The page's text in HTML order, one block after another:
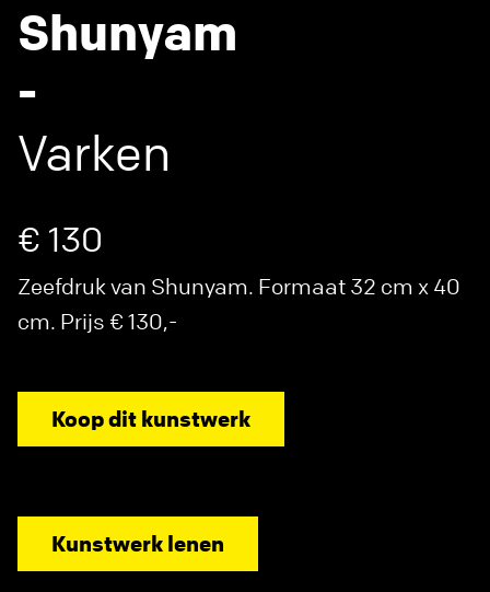
Shunyam
-
Varken
€ 130
Zeefdruk van Shunyam. Formaat 32 cm x 40
cm. Prijs € 130,-
Koop dit kunstwerk
Kunstwerk lenen